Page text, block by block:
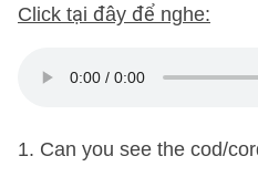
Click tại đây để nghe:
1. Can you see the cod/